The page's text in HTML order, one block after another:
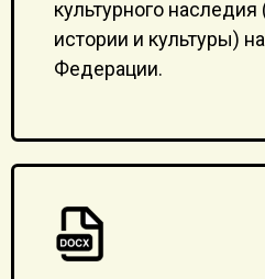
культурного
истории и культуры)
Федерации.